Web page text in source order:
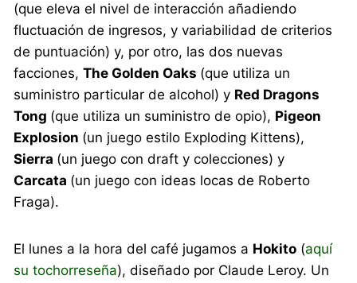
(que eleva el nivel de interacción añadiendo
fluctuación de ingresos, y variabilidad de criterios
de puntuación) y, por otro, las dos nuevas
facciones,The Golden Oaks (que utiliza un
suministro particular de alcohol) y Red Dragons
Tong (que utiliza un suministro de opio), Pigeon
Explosion (un juego estilo Exploding Kittens),
Sierra (un juego con draft y colecciones) y
Carcata (un juego con ideas locas de Roberto
Fraga).
El lunes a la hora del café jugamos a Hokito (aquí
su tochorreseña), diseñado por Claude Leroy. Un